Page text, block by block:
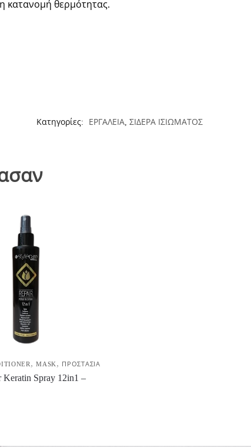
κατανομή θερμότητας.
Κατηγορίες: ΕΡΓΑΛΕΙΑ, ΣΙΔΕΡΑ ΙΣΙΩΜΑΤΟΣ
,MASK , ΠΡΟΣΤΑΣΙΑ
Keratin Spray 12in1 –